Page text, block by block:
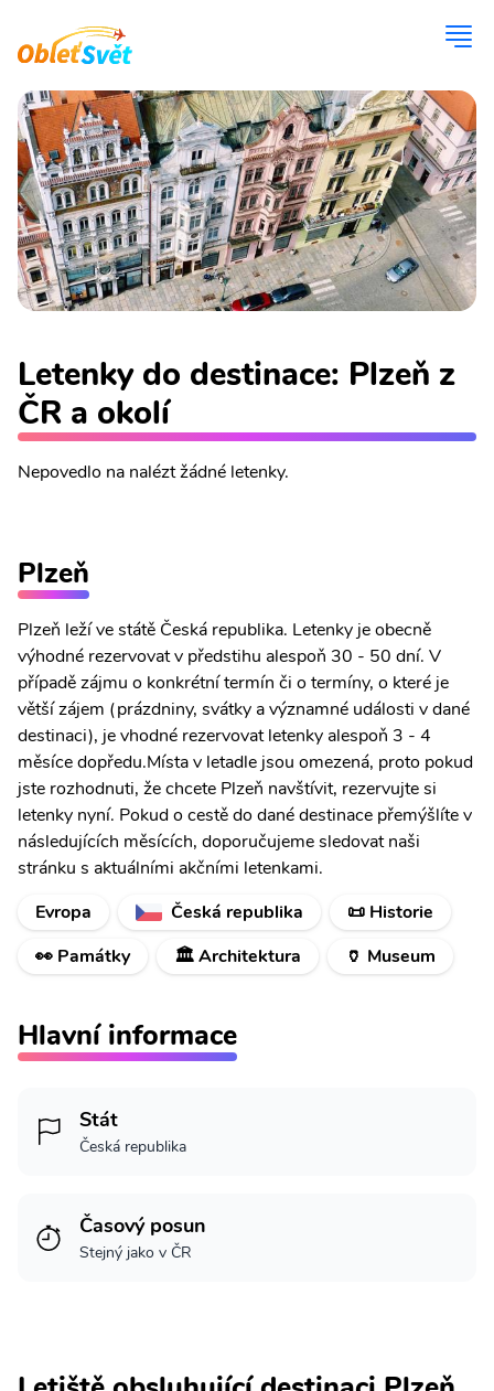
Letenky do destinace: Plzeň z
ČR a okolí
Nepovedlo na nalézt žádné letenky.
Plzeň
Plzeň leží ve státě Česká republika. Letenky je obecně
výhodné rezervovat v předstihu alespoň 30 - 50 dní. V
případě zájmu o konkrétní termín či o termíny, o které je
větší zájem (prázdniny, svátky a významné události v dané
destinaci), je vhodné rezervovat letenky alespoň 3 - 4
měsíce dopředu.Místa v letadle jsou omezená, proto pokud
jste rozhodnuti, že chcete Plzeň navštívit, rezervujte si
letenky nyní. Pokud o cestě do dané destinace přemýšlíte v
následujících měsících, doporučujeme sledovat naši
stránku s aktuálními akčními letenkami.
Evropa
Česká republika
📜 Historie
👀 Památky
🏛️ Architektura 🏺 Museum
Hlavní informace
Stát
Česká republika
Časový posun
Stejný jako v ČR